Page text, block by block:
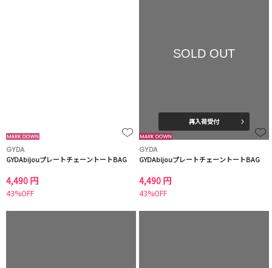
GYDA
GYDAbijouプレートチェーントートBAG
4,490 円
43%OFF
SOLD OUT
再入荷受付
GYDA
GYDAbijouプレートチェーントートBAG
4,490 円
43%OFF